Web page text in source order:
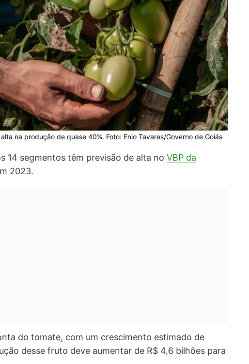
na produção de quase 40%. Foto: Enio Tavares/Governo de Goiás
14 segmentos têm previsão de alta no VBP da
2023.
do tomate, com um crescimento estimado de
desse fruto deve aumentar de R$ 4,6 bilhões para